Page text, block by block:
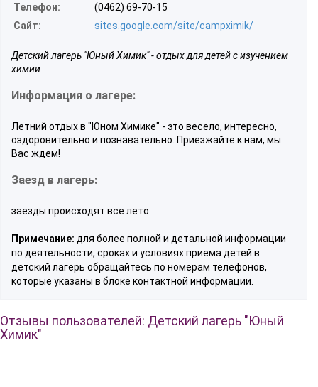
Телефон:
(0462) 69-70-15
Сайт:
sites.google.com/site/campximik/
Детский лагерь "Юный Химик" - отдых для детей с изучением
химии
Информация о лагере:
Летний отдых в "Юном Химике" - это весело, интересно,
оздоровительно и познавательно. Приезжайте к нам, мы
Вас ждем!
Заезд в лагерь:
заезды происходят все лето
Примечание: для более полной и детальной информации
по деятельности, сроках и условиях приема детей в
детский лагерь обращайтесь по номерам телефонов,
которые указаны в блоке контактной информации.
Отзывы пользователей: Детский лагерь "Юный
Химик"